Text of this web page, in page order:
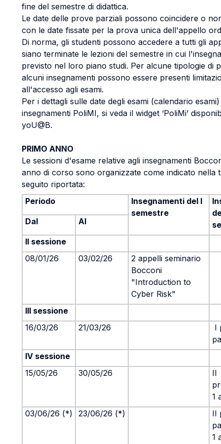
fine del semestre di didattica.
Le date delle prove parziali possono coincidere o
con le date fissate per la prova unica dell'appello
Di norma, gli studenti possono accedere a tutti gli
siano terminate le lezioni del semestre in cui
previsto nel loro piano studi. Per alcune tipologie di
alcuni insegnamenti possono essere presenti
all'accesso agli esami.
Per i dettagli sulle date degli esami (calendario
insegnamenti PoliMI, si veda il widget ‘PoliMi’
yoU@B.
PRIMO ANNO
Le sessioni d'esame relative agli insegnamenti
anno di corso sono organizzate come indicato nella
seguito riportata:
Periodo
Insegnamenti del I
semestre
Dal Al
II sessione
08/01/26
03/02/26
2 appelli seminario
Bocconi
"Introduction to
Cyber Risk"
III sessione
16/03/26
21/03/26
I
IV sessione
15/05/26
30/05/26
II
1
03/06/26 (*)
23/06/26 (*)
II
1